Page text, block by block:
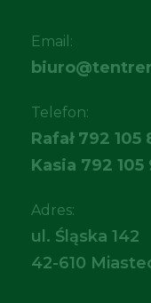
Email:
Telefon:
Rafał 792 105
Kasia 792 105
Adres:
ul. Śląska 142
42-610